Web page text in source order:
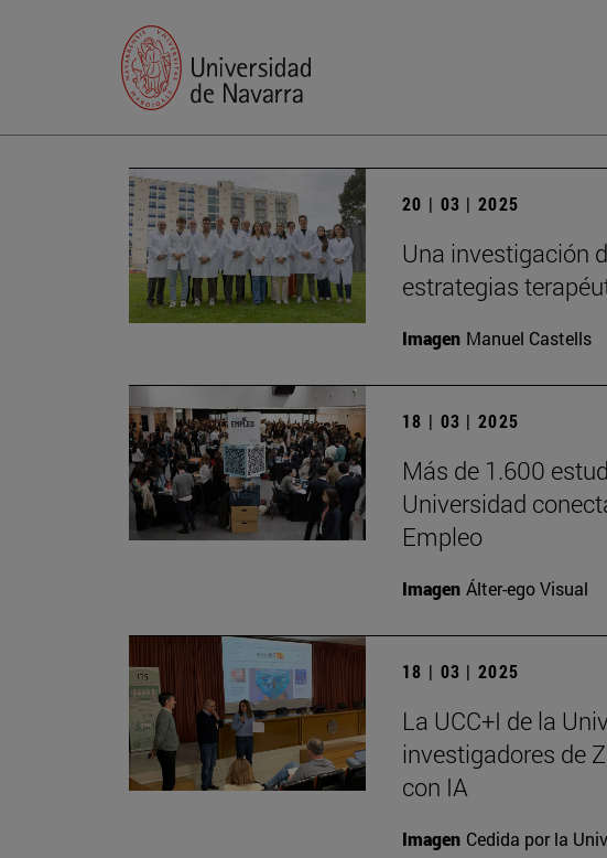
20 | 03 | 2025
Una investigación
estrategias
Imagen Manuel Castells
18 | 03 | 2025
Más de 1.600
Universidad
Empleo
Imagen Álter-ego Visual
18 | 03 | 2025
La UCC+I de la
investigadores de
con IA
Imagen Cedida por la